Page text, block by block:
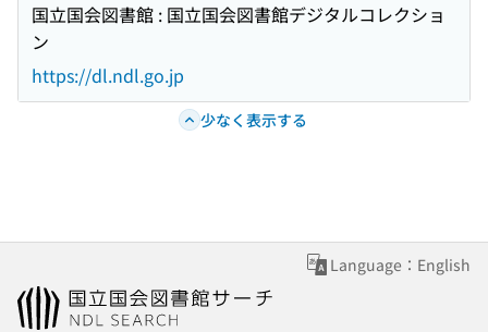
国立国会図書館 : 国立国会図書館デジタルコレクショ
ン
https://dl.ndl.go.jp
少なく表示する
Language：English